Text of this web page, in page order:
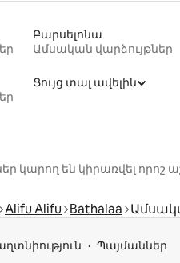
Բարսելոնա
Ամսական վարձույթներ
Ցույց տալ ավելին
կարող են կիրառվել
Alifu Alifu Bathalaa
Պայմաններ